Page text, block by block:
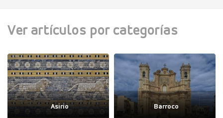
Ver artículos por categorías
Asirio Barroco